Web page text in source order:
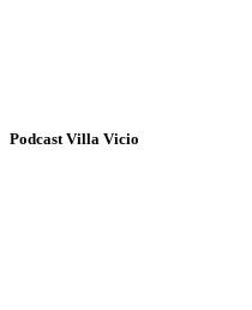
Podcast Villa Vicio